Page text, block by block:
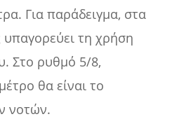
Για παράδειγμα, στα
τη χρήση
Στο ρυθμό 5/8,
θα είναι το
νοτών.